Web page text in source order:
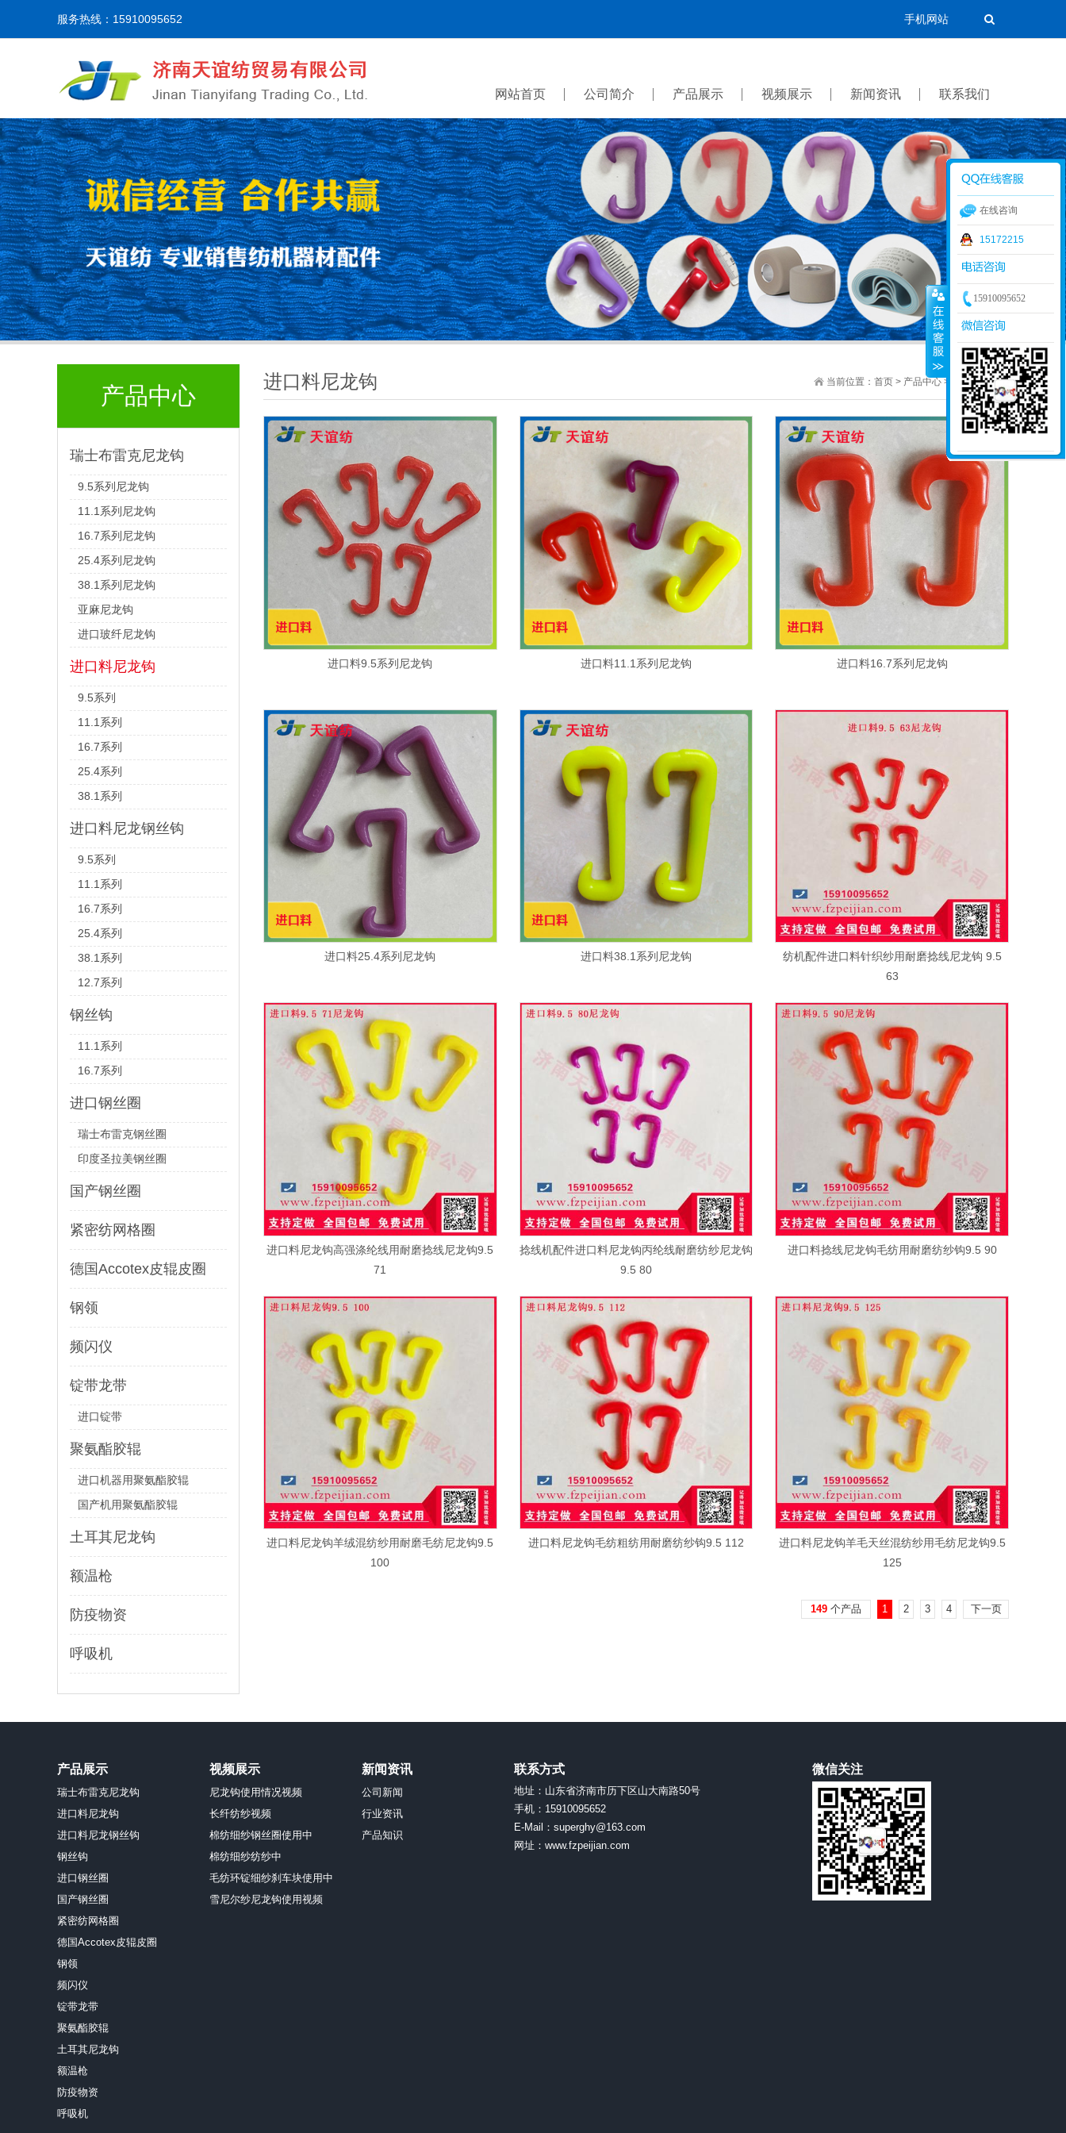
服务热线：15910095652 手机网站
网站首页 公司简介 产品展示 视频展示 新闻资讯 联系我们
产品中心
瑞士布雷克尼龙钩
9.5系列尼龙钩
11.1系列尼龙钩
16.7系列尼龙钩
25.4系列尼龙钩
38.1系列尼龙钩
亚麻尼龙钩
进口玻纤尼龙钩
进口料尼龙钩
9.5系列
11.1系列
16.7系列
25.4系列
38.1系列
进口料尼龙钢丝钩
9.5系列
11.1系列
16.7系列
25.4系列
38.1系列
12.7系列
钢丝钩
11.1系列
16.7系列
进口钢丝圈
瑞士布雷克钢丝圈
印度圣拉美钢丝圈
国产钢丝圈
紧密纺网格圈
德国Accotex皮辊皮圈
钢领
频闪仪
锭带龙带
进口锭带
聚氨酯胶辊
进口机器用聚氨酯胶辊
国产机用聚氨酯胶辊
土耳其尼龙钩
额温枪
防疫物资
呼吸机
当前位置： 首页 > 产品中心 > 进口料尼龙钩
进口料尼龙钩
进口料9.5系列尼龙钩 进口料11.1系列尼龙钩 进口料16.7系列尼龙钩
进口料25.4系列尼龙钩 进口料38.1系列尼龙钩
纺机配件进口料针织纱用耐磨捻线尼龙钩 9.5
63
进口料尼龙钩高强涤纶线用耐磨捻线尼龙钩9.5
71
捻线机配件进口料尼龙钩丙纶线耐磨纺纱尼龙钩
9.5 80
进口料捻线尼龙钩毛纺用耐磨纺纱钩9.5 90
进口料尼龙钩羊绒混纺纱用耐磨毛纺尼龙钩9.5
100
进口料尼龙钩毛纺粗纺用耐磨纺纱钩9.5 112
进口料尼龙钩羊毛天丝混纺纱用毛纺尼龙钩9.5
125
149 个产品 1 2 3 4 下一页
产品展示
瑞士布雷克尼龙钩
进口料尼龙钩
进口料尼龙钢丝钩
钢丝钩
进口钢丝圈
国产钢丝圈
紧密纺网格圈
德国Accotex皮辊皮圈
钢领
频闪仪
锭带龙带
聚氨酯胶辊
土耳其尼龙钩
额温枪
防疫物资
呼吸机
视频展示
尼龙钩使用情况视频
长纤纺纱视频
棉纺细纱钢丝圈使用中
棉纺细纱纺纱中
毛纺环锭细纱刹车块使用中
雪尼尔纱尼龙钩使用视频
新闻资讯
公司新闻
行业资讯
产品知识
联系方式
地址：山东省济南市历下区山大南路50号
手机：15910095652
E-Mail：superghy@163.com
网址：www.fzpeijian.com
微信关注
在线咨询
15172215
15910095652